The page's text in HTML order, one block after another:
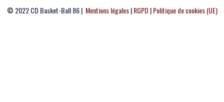
© 2022 CD Basket-Ball 86 | Mentions légales|RGPD |Politique de cookies (UE)